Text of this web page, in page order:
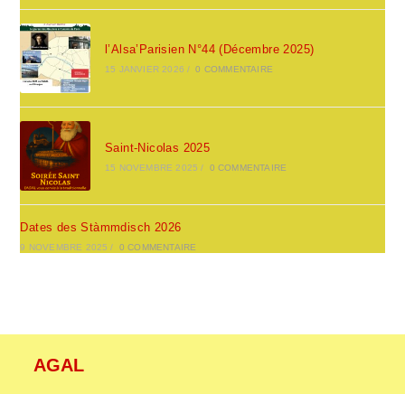
l’Alsa’Parisien N°44 (Décembre 2025)
15 JANVIER 2026 / 0 COMMENTAIRE
Saint-Nicolas 2025
15 NOVEMBRE 2025 / 0 COMMENTAIRE
Dates des Stàmmdisch 2026
9 NOVEMBRE 2025 / 0 COMMENTAIRE
AGAL